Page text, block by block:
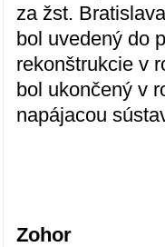
za žst.
bol uvedený do
rekonštrukcie v
bol ukončený v
napájacou
Zohor